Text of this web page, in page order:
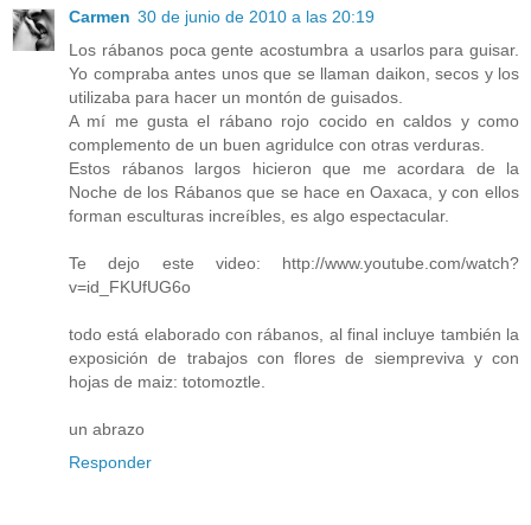
Carmen 30 de junio de 2010 a las 20:19
Los rábanos poca gente acostumbra a usarlos para guisar.
Yo compraba antes unos que se llaman daikon, secos y los
utilizaba para hacer un montón de guisados.
A mí me gusta el rábano rojo cocido en caldos y como
complemento de un buen agridulce con otras verduras.
Estos rábanos largos hicieron que me acordara de la
Noche de los Rábanos que se hace en Oaxaca, y con ellos
forman esculturas increíbles, es algo espectacular.
Te dejo este video: http://www.youtube.com/watch?
v=id_FKUfUG6o
todo está elaborado con rábanos, al final incluye también la
exposición de trabajos con flores de siempreviva y con
hojas de maiz: totomoztle.
un abrazo
Responder